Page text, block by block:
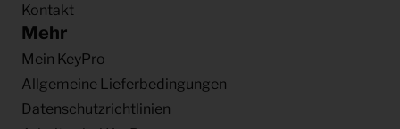
Kontakt
Mehr
Mein KeyPro
Allgemeine Lieferbedingungen
Datenschutzrichtlinien